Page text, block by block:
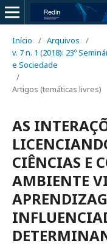
Início / Arquivos
/
v. 7 n. 1 (2018): 23º
e Sociedade
/
Artigos (temáticas livres)
AS
CIÊNCIAS E
AMBIENTE